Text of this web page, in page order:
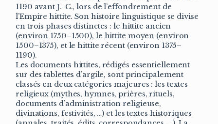
1190 avant J.-C., lors de l’effondrement de
l’Empire hittite. Son histoire linguistique se divise
en trois phases distinctes : le hittite ancien
(environ 1750–1500), le hittite moyen (environ
1500–1375), et le hittite récent (environ 1375–
1190).
Les documents hittites, rédigés essentiellement
sur des tablettes d’argile, sont principalement
classés en deux catégories majeures : les textes
religieux (mythes, hymnes, prières, rituels,
documents d’administration religieuse,
divinations, festivités, …) et les textes historiques